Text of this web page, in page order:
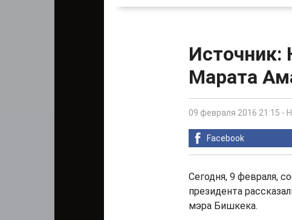
Источник:
Марата
09 февраля 2016 21:15 -
Facebook
Сегодня, 9 февраля,
президента
мэра Бишкека.